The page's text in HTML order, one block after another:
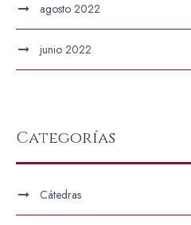
agosto 2022
junio 2022
Categorías
Cátedras